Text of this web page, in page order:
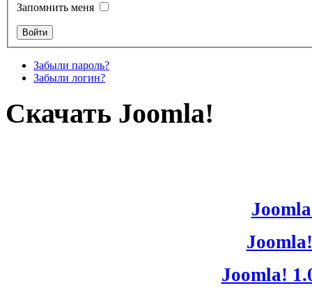
Запомнить меня
Забыли пароль?
Забыли логин?
Скачать Joomla!
Joomla!